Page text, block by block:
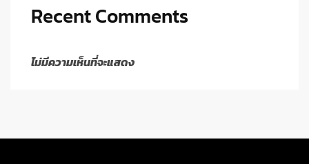
Recent Comments
ไม่มีความเห็นที่จะแสดง